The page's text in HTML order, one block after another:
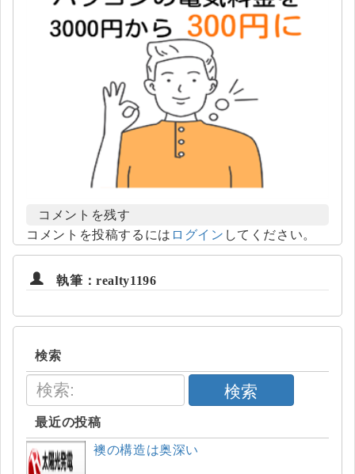
コメントを残す
コメントを投稿するには ログイン してください。
執筆：realty1196
検索
検索
最近の投稿
襖の構造は奥深い